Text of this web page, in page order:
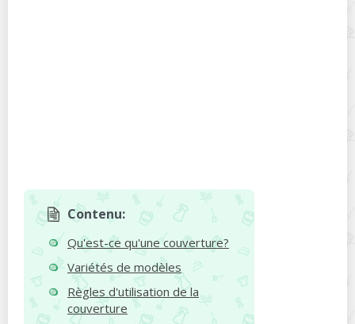
Contenu:
Qu'est-ce qu'une couverture?
Variétés de modèles
Règles d'utilisation de la
couverture